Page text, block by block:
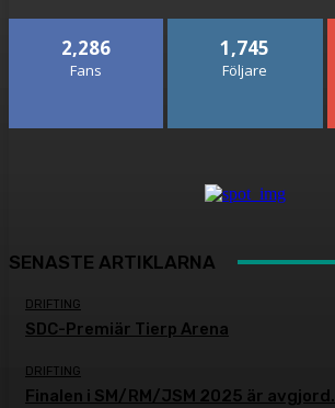
2,286
Fans
1,745
Följare
SENASTE ARTIKLARNA
DRIFTING
SDC-Premiär Tierp Arena
DRIFTING
Finalen i SM/RM/JSM 2025 är avgjord.